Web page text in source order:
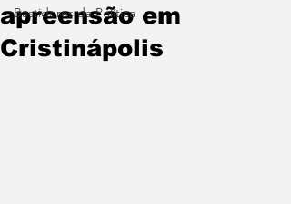
Bastidores da Política
apreensão em
Cristinápolis